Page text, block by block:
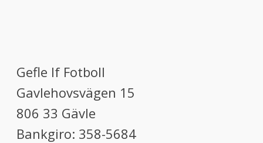
Gefle If Fotboll
Gavlehovsvägen 15
806 33 Gävle
Bankgiro: 358-5684